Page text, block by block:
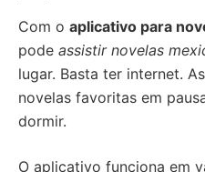
Com o aplicativo para
pode assistir novelas
lugar. Basta ter internet.
novelas favoritas em
dormir.
O aplicativo funciona em